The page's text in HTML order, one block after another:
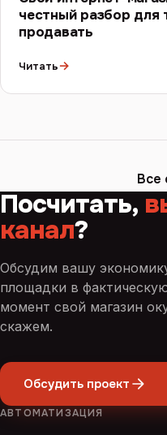
честный разбор для
продавать
Читать→
Все
Посчитать,
канал?
Обсудим вашу
площадки в
момент свой магазин
скажем.
Обсудить проект
АВТОМАТИЗАЦИЯ